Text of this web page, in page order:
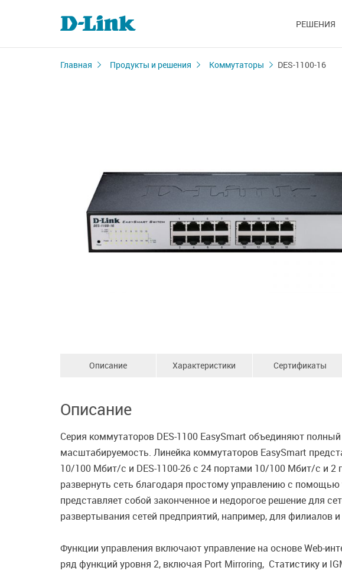
РЕШЕНИЯ
Главная Продукты и решения Коммутаторы DES-1100-16
Описание Характеристики Сертификаты
Описание
Серия коммутаторов DES-1100 EasySmart объединяют
масштабируемость. Линейка коммутаторов EasySmart
10/100 Мбит/с и DES-1100-26 с 24 портами 10/100 Мбит/с и
развернуть сеть благодаря простому управлению с
представляет собой законченное и недорогое решение для
развертывания сетей предприятий, например, для филиалов
Функции управления включают управление на основе Web-
ряд функций уровня 2, включая Port Mirroring, Статистику и